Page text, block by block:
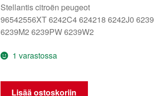
Stellantis citroën peugeot
96542556XT 6242C4 624218 6242J0
6239M2 6239PW 6239W2
1 varastossa
Ohjausvivut
Lisää ostoskoriin